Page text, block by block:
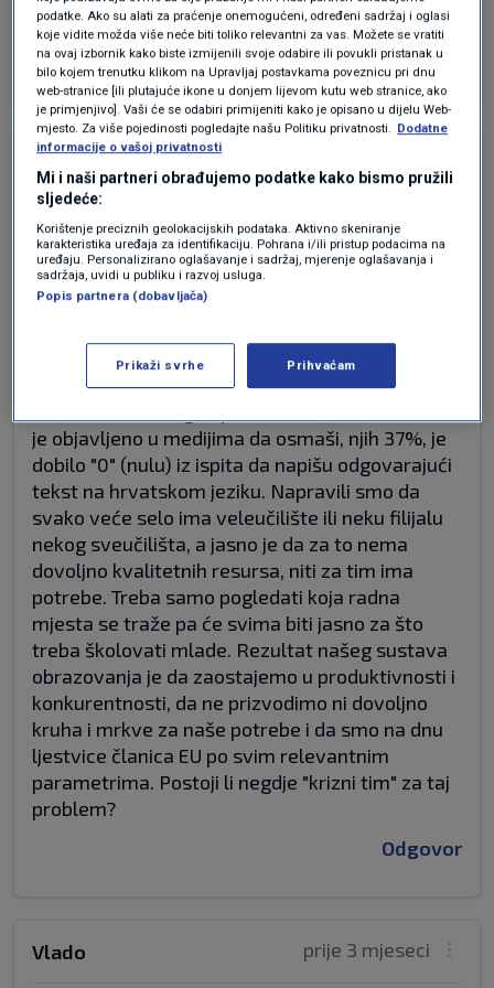
sretno.
Odgovor
Kakav "krizni tim". Gluposti. Kome treba gomila
činovnika iz Ministarstva da mu danima sjedi u
uredu i priča parole. Nisu bili u stanju godinu
dana riješiti situaciju s jednim problematičnim
državu. Zašto se ne bave sustavom
obrazovanja koji je nakaradan, svi hoće i imaju
je objavljeno u medijima da osmaši, njih 37%, je
dobilo "0" (nulu) iz ispita da napišu odgovarajući
tekst na hrvatskom jeziku. Napravili smo da
svako veće selo ima veleučilište ili neku filijalu
nekog sveučilišta, a jasno je da za to nema
dovoljno kvalitetnih resursa, niti za tim ima
potrebe. Treba samo pogledati koja radna
mjesta se traže pa će svima biti jasno za što
treba školovati mlade. Rezultat našeg sustava
obrazovanja je da zaostajemo u produktivnosti i
konkurentnosti, da ne prizvodimo ni dovoljno
kruha i mrkve za naše potrebe i da smo na dnu
ljestvice članica EU po svim relevantnim
parametrima. Postoji li negdje "krizni tim" za taj
problem?
Odgovor
prije 3 mjeseci
Vlado
podatke. Ako su alati za praćenje onemogućeni, određeni sadržaj i oglasi
koje vidite možda više neće biti toliko relevantni za vas. Možete se vratiti
na ovaj izbornik kako biste izmijenili svoje odabire ili povukli pristanak u
bilo kojem trenutku klikom na Upravljaj postavkama poveznicu pri dnu
web-stranice [ili plutajuće ikone u donjem lijevom kutu web stranice, ako
je primjenjivo]. Vaši će se odabiri primijeniti kako je opisano u dijelu Web-
mjesto. Za više pojedinosti pogledajte našu Politiku privatnosti. Dodatne
informacije o vašoj privatnosti
Mi i naši partneri obrađujemo podatke kako bismo pružili
sljedeće:
Korištenje preciznih geolokacijskih podataka. Aktivno skeniranje
karakteristika uređaja za identifikaciju. Pohrana i/ili pristup podacima na
uređaju. Personalizirano oglašavanje i sadržaj, mjerenje oglašavanja i
sadržaja, uvidi u publiku i razvoj usluga.
Popis partnera (dobavljača)
Prikaži svrhe Prihvaćam